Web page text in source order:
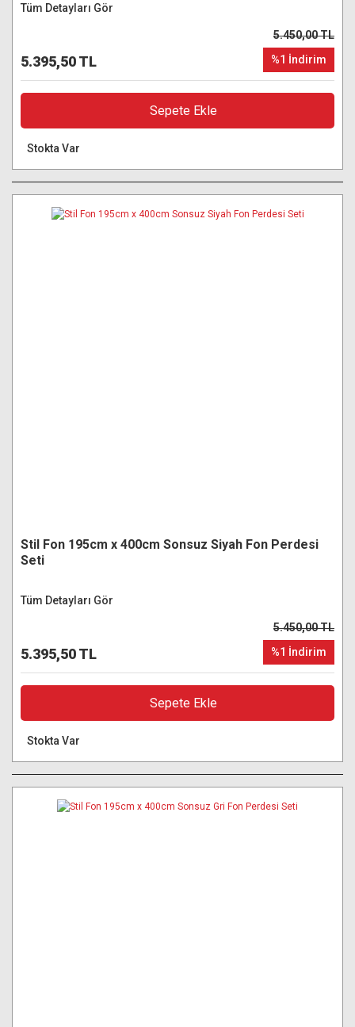
Tüm Detayları Gör
5.395,50 TL
5.450,00 TL
%1 İndirim
Sepete Ekle
Stokta Var
Stil Fon 195cm x 400cm Sonsuz Siyah Fon Perdesi
Seti
Tüm Detayları Gör
5.395,50 TL
5.450,00 TL
%1 İndirim
Sepete Ekle
Stokta Var